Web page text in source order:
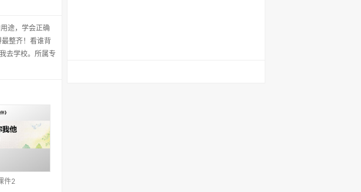
途，学会正确
整齐！看谁背
去学校。所属专
件2